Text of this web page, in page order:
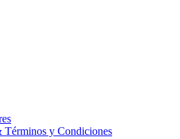
Términos y Condiciones